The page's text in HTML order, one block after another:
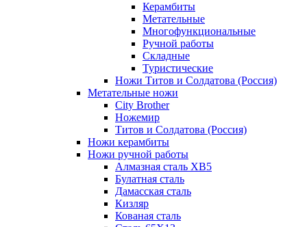
Керамбиты
Метательные
Многофункциональные
Ручной работы
Складные
Туристические
Ножи Титов и Солдатова (Россия)
Метательные ножи
City Brother
Ножемир
Титов и Солдатова (Россия)
Ножи керамбиты
Ножи ручной работы
Алмазная сталь ХВ5
Булатная сталь
Дамасская сталь
Кизляр
Кованая сталь